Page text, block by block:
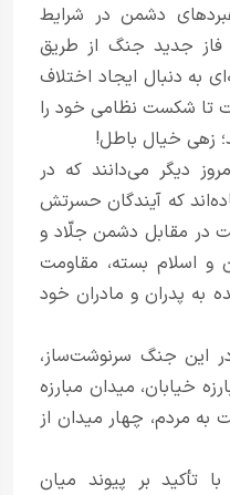
دشمن در شرایط
جدید جنگ از طریق
به دنبال ایجاد اختلاف
تا شکست نظامی خود را
زهی خیال باطل!
دیگر می‌دانند که در
که آیندگان حسرتش
در مقابل دشمن جلّاد و
و اسلام بسته، مقاومت
به پدران و مادران خود
این جنگ سرنوشت‌ساز،
خیابان، میدان مبارزه
به مردم، چهار میدان از
تأکید بر پیوند میان